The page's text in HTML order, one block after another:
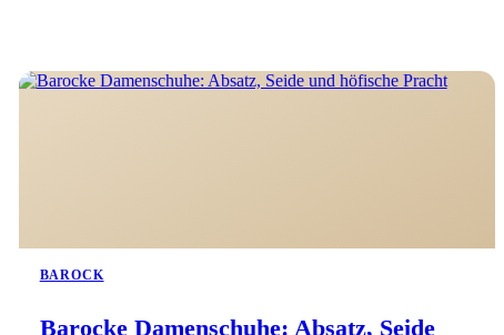
BAROCK
Barocke Damenschuhe: Absatz, Seide